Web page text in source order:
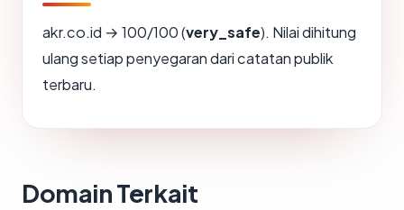
akr.co.id → 100/100 (very_safe). Nilai dihitung
ulang setiap penyegaran dari catatan publik
terbaru.
Domain Terkait